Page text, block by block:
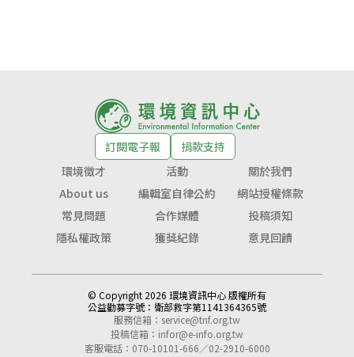
訂閱電子報
捐款支持
環境徵才
活動
關於我們
About us
編輯室自律公約
網站授權條款
常見問題
合作媒體
投稿須知
隱私權政策
獲獎紀錄 意見回饋
© Copyright 2026 環境資訊中心 版權所有
公益勸募字號： 衛部救字第1141364365號
服務信箱： service@tnf.org.tw
投稿信箱： infor@e-info.org.tw
客服電話：070-10101-666／02-2910-6000